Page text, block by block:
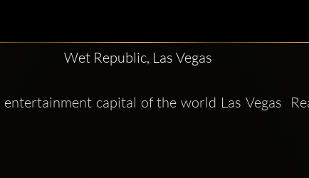
Wet Republic, Las Vegas